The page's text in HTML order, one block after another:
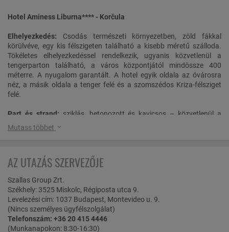
Hotel Aminess Liburna**** - Korčula
Elhelyezkedés: Csodás természeti környezetben, zöld fákkal
körülvéve, egy kis félszigeten található a kisebb méretű szálloda.
Tökéletes elhelyezkedéssel rendelkezik, ugyanis közvetlenül a
tengerparton található, a város központjától mindössze 400
méterre. A nyugalom garantált. A hotel egyik oldala az óvárosra
néz, a másik oldala a tenger felé és a szomszédos Kriza-félsziget
felé.
Part és strand: sziklás, betonozott és kavicsos – közvetlenül a
szállodánál
Szobák:
Kétágyas standard szoba (S2)
szobák saját fürdőszobával, hajszárítóval, minibárral,
légkondicionálóval, vízforralóval, széffel, telefonnal, wifi-vel és
TV-vel felszerelt. A szobához balkon nem tartozik.
Kétágyas comfort balkonos szoba (S2BP):
Mutass többet
AZ UTAZÁS SZERVEZŐJE
Szallas Group Zrt.
Székhely: 3525 Miskolc, Régiposta utca 9.
Levelezési cím: 1037 Budapest, Montevideo u. 9.
(Nincs személyes ügyfélszolgálat)
Telefonszám: +36 20 415 4446
(Munkanapokon: 8:30-16:30)